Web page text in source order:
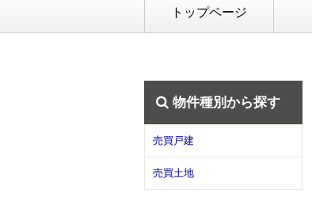
トップページ
物件種別から探す
売買戸建
売買土地